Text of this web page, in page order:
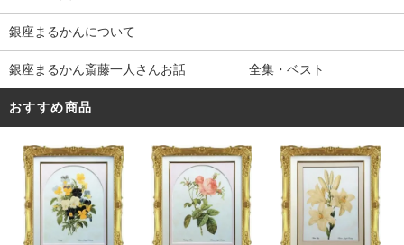
銀座まるかんについて
銀座まるかん斎藤一人さんお話 全集・ベスト
おすすめ商品